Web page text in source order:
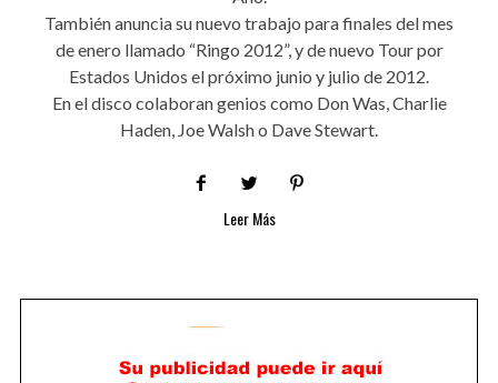
También anuncia su nuevo trabajo para finales del mes
de enero llamado “Ringo 2012”, y de nuevo Tour por
Estados Unidos el próximo junio y julio de 2012.
En el disco colaboran genios como Don Was, Charlie
Haden, Joe Walsh o Dave Stewart.
Leer Más